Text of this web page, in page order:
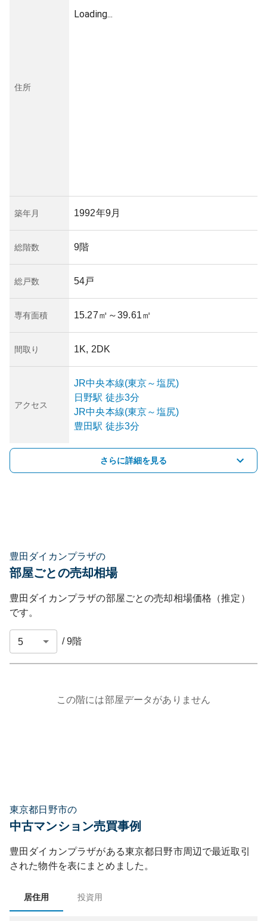
住所
Loading...
築年月 1992年9月
総階数 9階
総戸数 54戸
専有面積 15.27㎡ ～39.61㎡
間取り 1K, 2DK
アクセス
JR中央本線(東京～塩尻)
日野駅 徒歩3分
JR中央本線(東京～塩尻)
豊田駅 徒歩3分
さらに詳細を見る
豊田ダイカンプラザの
部屋ごとの売却相場
豊田ダイカンプラザの部屋ごとの売却相場価格（推定）
です。
/9階
この階には部屋データがありません
東京都日野市の
中古マンション売買事例
豊田ダイカンプラザがある東京都日野市周辺で最近取引
された物件を表にまとめました。
居住用 投資用